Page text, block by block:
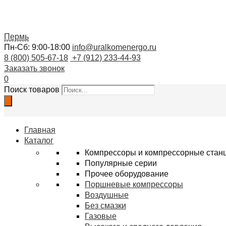
Пермь
Пн-Сб: 9:00-18:00 info@uralkomenergo.ru
8 (800) 505-67-18 +7 (912) 233-44-93
Заказать звонок
0
Поиск товаров
Главная
Каталог
Компрессоры и компрессорные
Популярные серии
Прочее оборудование
Поршневые компрессоры
Воздушные
Без смазки
Газовые